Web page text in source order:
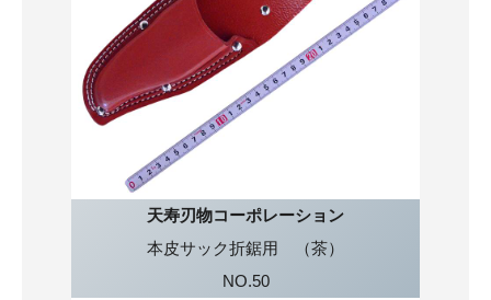
天寿刃物コーポレーション
本皮サック折鋸用 （茶）
NO.50